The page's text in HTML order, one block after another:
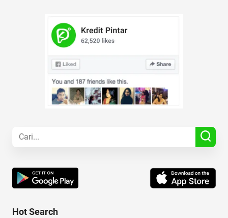
Hot Search